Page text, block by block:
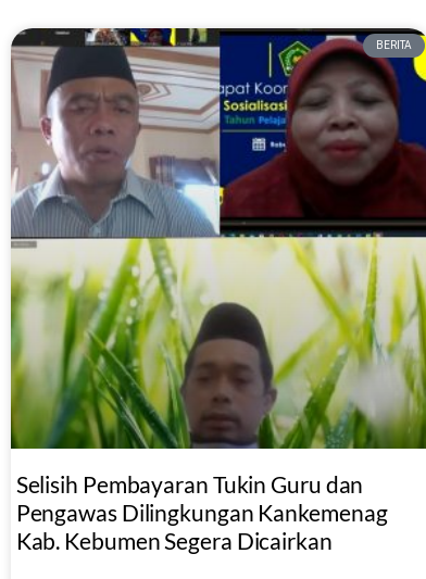
BERITA
Selisih Pembayaran Tukin Guru dan
Pengawas Dilingkungan Kankemenag
Kab. Kebumen Segera Dicairkan